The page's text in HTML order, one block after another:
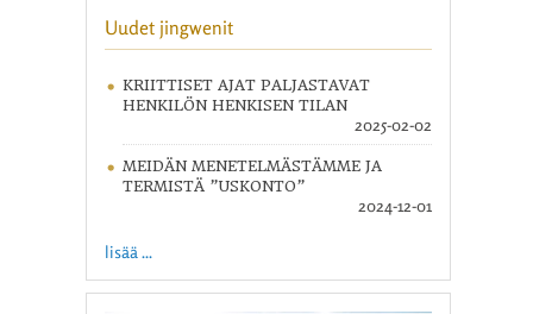
Uudet jingwenit
KRIITTISET AJAT PALJASTAVAT
HENKILÖN HENKISEN TILAN
2025-02-02
MEIDÄN MENETELMÄSTÄMME JA
TERMISTÄ ”USKONTO”
2024-12-01
lisää ...